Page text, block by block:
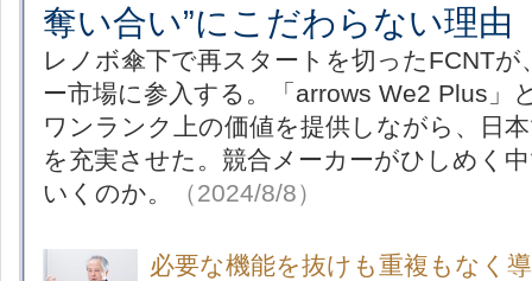
奪い合い”にこだわらない理由
レノボ傘下で再スタートを切ったFCNT
ー市場に参入する。「arrows We2 Plus」
ワンランク上の価値を提供しながら、日
を充実させた。競合メーカーがひしめく
いくのか。
（2024/8/8）
必要な機能を抜けも重複もなく